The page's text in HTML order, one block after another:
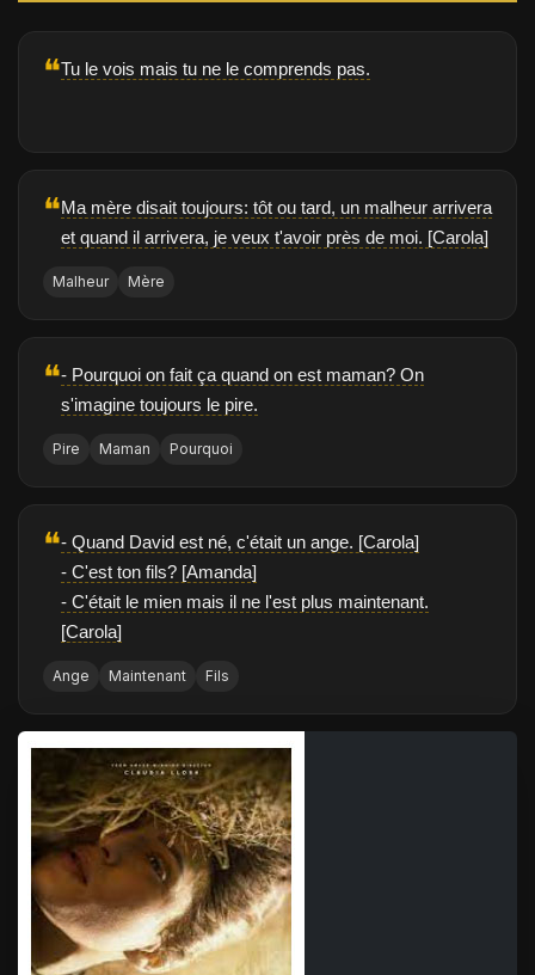
❝Tu le vois mais tu ne le comprends pas.
❝Ma mère disait toujours: tôt ou tard, un malheur arrivera
et quand il arrivera, je veux t'avoir près de moi. [Carola]
Malheur Mère
❝- Pourquoi on fait ça quand on est maman? On
s'imagine toujours le pire.
Pire Maman Pourquoi
❝- Quand David est né, c'était un ange. [Carola]
- C'est ton fils? [Amanda]
- C'était le mien mais il ne l'est plus maintenant.
[Carola]
Ange Maintenant Fils